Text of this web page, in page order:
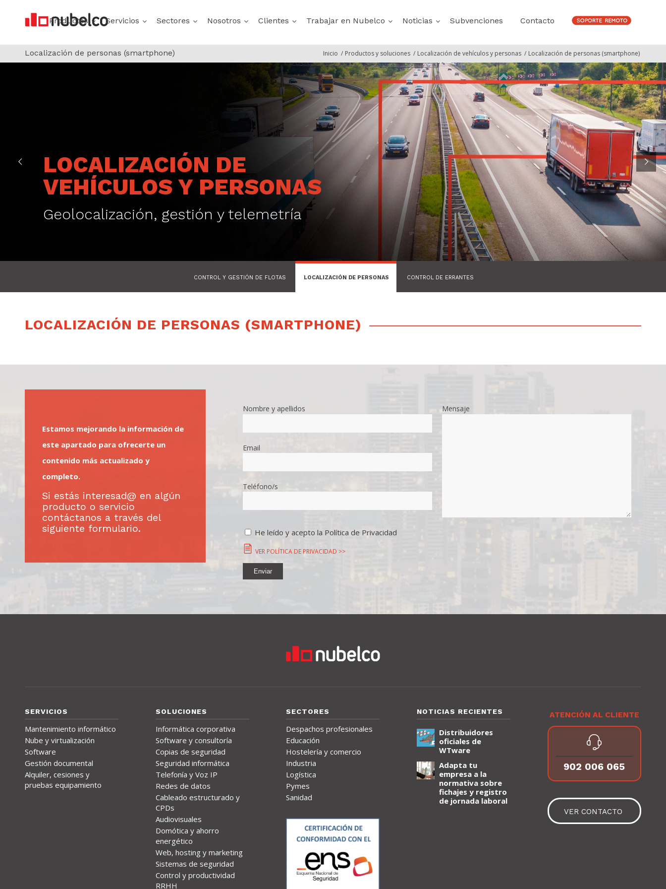
Productos Servicios Sectores Nosotros Clientes Trabajar en Nubelco Noticias Subvenciones Contacto
Localización de personas (smartphone) Inicio / Productos y soluciones / Localización de vehículos y personas / Localización de personas (smartphone)
LOCALIZACIÓN DE
VEHÍCULOS Y PERSONAS
Geolocalización, gestión y telemetría
CONTROL Y GESTIÓN DE FLOTAS LOCALIZACIÓN DE PERSONAS CONTROL DE ERRANTES
LOCALIZACIÓN DE PERSONAS (SMARTPHONE)
Estamos mejorando la información de
este apartado para ofrecerte un
contenido más actualizado y
completo.
Si estás interesad@ en algún
producto o servicio
contáctanos a través del
siguiente formulario.
Nombre y apellidos
Email
Teléfono/s
Mensaje
He leído y acepto la Política de Privacidad
VER POLÍTICA DE PRIVACIDAD >>
SERVICIOS
Mantenimiento informático
Nube y virtualización
Software
Gestión documental
Alquiler, cesiones y
pruebas equipamiento
SOLUCIONES
Informática corporativa
Software y consultoría
Copias de seguridad
Seguridad informática
Telefonía y Voz IP
Redes de datos
Cableado estructurado y
CPDs
Audiovisuales
Domótica y ahorro
energético
Web, hosting y marketing
Sistemas de seguridad
Control y productividad
RRHH
SECTORES
Despachos profesionales
Educación
Hostelería y comercio
Industria
Logística
Pymes
Sanidad
NOTICIAS RECIENTES
Distribuidores
oficiales de
WTware
Adapta tu
empresa a la
normativa sobre
fichajes y registro
de jornada laboral
ATENCIÓN AL CLIENTE
902 006 065
VER CONTACTO